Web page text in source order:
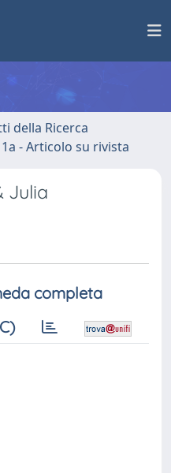
della Ricerca
1a - Articolo su rivista
Julia
completa